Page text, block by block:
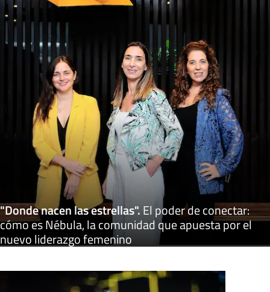
"Donde nacen las estrellas".El poder de conectar:
cómo es Nébula, la comunidad que apuesta por el
nuevo liderazgo femenino